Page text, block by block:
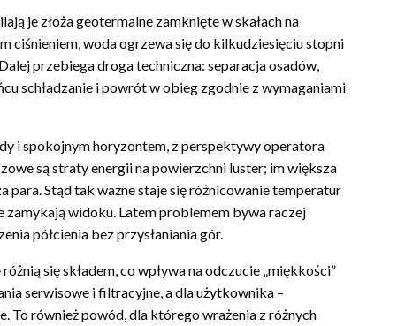
je złoża geotermalne zamknięte w skałach na
ciśnieniem, woda ogrzewa się do kilkudziesięciu stopni
przebiega droga techniczna: separacja osadów,
schładzanie i powrót w obieg zgodnie z wymaganiami
i spokojnym horyzontem, z perspektywy operatora
są straty energii na powierzchni luster; im większa
Stąd tak ważne staje się różnicowanie temperatur
zamykają widoku. Latem problemem bywa raczej
półcienia bez przysłaniania gór.
się składem, co wpływa na odczucie „miękkości”
serwisowe i filtracyjne, a dla użytkownika –
To również powód, dla którego wrażenia z różnych